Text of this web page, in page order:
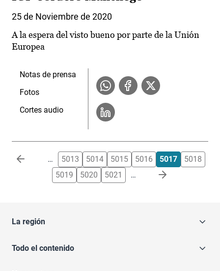
25 de Noviembre de 2020
A la espera del visto bueno por parte de la Unión
Europea
Notas de prensa
Fotos
Cortes audio
Paginación … 5013 5014 5015 5016 5017
5018
5019
5020 5021 …
La región
Todo el contenido